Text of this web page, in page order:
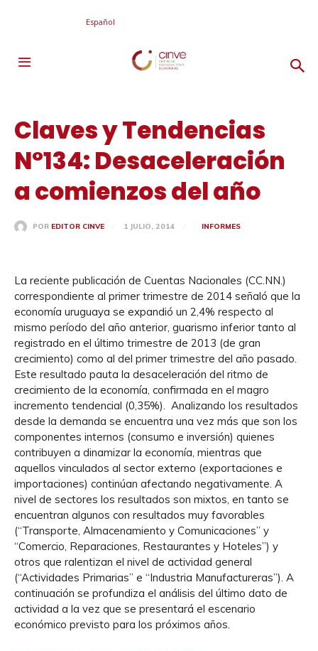
Español
Claves y Tendencias
N°134: Desaceleración
a comienzos del año
POR EDITOR CINVE 1 JULIO, 2014 INFORMES
La reciente publicación de Cuentas Nacionales (CC.NN.)
correspondiente al primer trimestre de 2014 señaló que la
economía uruguaya se expandió un 2,4% respecto al
mismo período del año anterior, guarismo inferior tanto al
registrado en el último trimestre de 2013 (de gran
crecimiento) como al del primer trimestre del año pasado.
Este resultado pauta la desaceleración del ritmo de
crecimiento de la economía, confirmada en el magro
incremento tendencial (0,35%). Analizando los resultados
desde la demanda se encuentra una vez más que son los
componentes internos (consumo e inversión) quienes
contribuyen a dinamizar la economía, mientras que
aquellos vinculados al sector externo (exportaciones e
importaciones) continúan afectando negativamente. A
nivel de sectores los resultados son mixtos, en tanto se
encuentran algunos con resultados muy favorables
(“Transporte, Almacenamiento y Comunicaciones” y
“Comercio, Reparaciones, Restaurantes y Hoteles”) y
otros que ralentizan el nivel de actividad general
(“Actividades Primarias” e “Industria Manufactureras”). A
continuación se profundiza el análisis del último dato de
actividad a la vez que se presentará el escenario
económico previsto para los próximos años.